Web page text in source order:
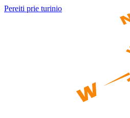
Pereiti prie turinio